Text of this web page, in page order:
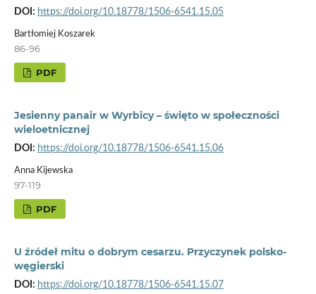
DOI: https://doi.org/10.18778/1506-6541.15.05
Bartłomiej Koszarek
86-96
PDF
Jesienny panair w Wyrbicy – święto w społeczności
wieloetnicznej
DOI: https://doi.org/10.18778/1506-6541.15.06
Anna Kijewska
97-119
PDF
U źródeł mitu o dobrym cesarzu. Przyczynek polsko-
węgierski
DOI: https://doi.org/10.18778/1506-6541.15.07